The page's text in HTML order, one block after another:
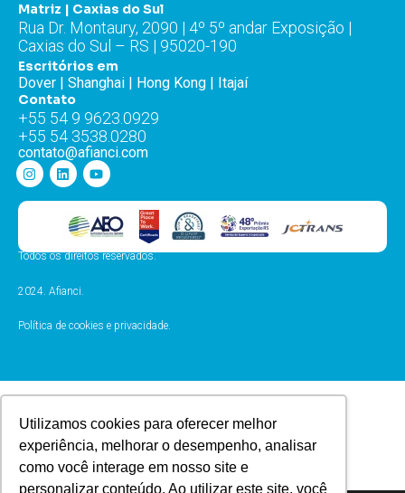
Utilizamos cookies para oferecer melhor
experiência, melhorar o desempenho, analisar
como você interage em nosso site e
personalizar conteúdo. Ao utilizar este site, você
Matriz | Caxias do Sul
Rua Dr. Montaury, 2090 | 4º 5º andar Exposição |
Caxias do Sul – RS | 95020-190
Escritórios em
Dover | Shanghai | Hong Kong | Itajaí
Contato
+55 54 9 9623.0929
+55 54 3538.0280
contato@afianci.com
Todos os direitos reservados.
2024. Afianci.
Política de cookies e privacidade.